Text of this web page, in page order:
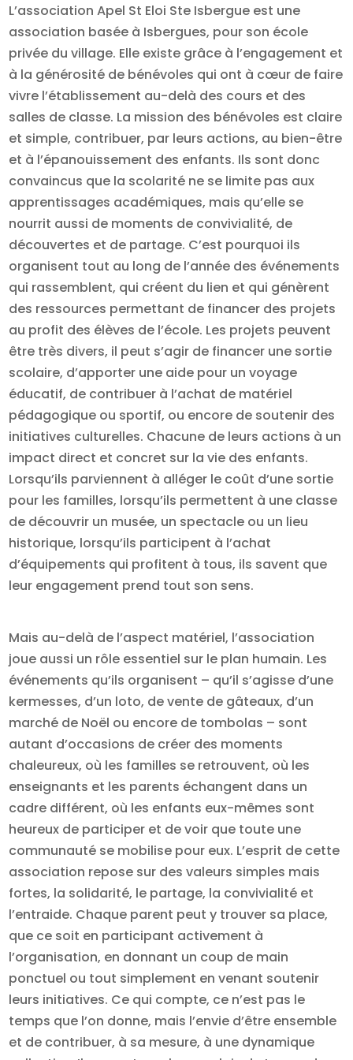
L’association Apel St Eloi Ste Isbergue est une
association basée à Isbergues, pour son école
privée du village. Elle existe grâce à l’engagement et
à la générosité de bénévoles qui ont à cœur de faire
vivre l’établissement au-delà des cours et des
salles de classe. La mission des bénévoles est claire
et simple, contribuer, par leurs actions, au bien-être
et à l’épanouissement des enfants. Ils sont donc
convaincus que la scolarité ne se limite pas aux
apprentissages académiques, mais qu’elle se
nourrit aussi de moments de convivialité, de
découvertes et de partage. C’est pourquoi ils
organisent tout au long de l’année des événements
qui rassemblent, qui créent du lien et qui génèrent
des ressources permettant de financer des projets
au profit des élèves de l’école. Les projets peuvent
être très divers, il peut s’agir de financer une sortie
scolaire, d’apporter une aide pour un voyage
éducatif, de contribuer à l’achat de matériel
pédagogique ou sportif, ou encore de soutenir des
initiatives culturelles. Chacune de leurs actions à un
impact direct et concret sur la vie des enfants.
Lorsqu’ils parviennent à alléger le coût d’une sortie
pour les familles, lorsqu’ils permettent à une classe
de découvrir un musée, un spectacle ou un lieu
historique, lorsqu’ils participent à l’achat
d’équipements qui profitent à tous, ils savent que
leur engagement prend tout son sens.
Mais au-delà de l’aspect matériel, l’association
joue aussi un rôle essentiel sur le plan humain. Les
événements qu’ils organisent – qu’il s’agisse d’une
kermesses, d’un loto, de vente de gâteaux, d’un
marché de Noël ou encore de tombolas – sont
autant d’occasions de créer des moments
chaleureux, où les familles se retrouvent, où les
enseignants et les parents échangent dans un
cadre différent, où les enfants eux-mêmes sont
heureux de participer et de voir que toute une
communauté se mobilise pour eux. L’esprit de cette
association repose sur des valeurs simples mais
fortes, la solidarité, le partage, la convivialité et
l’entraide. Chaque parent peut y trouver sa place,
que ce soit en participant activement à
l’organisation, en donnant un coup de main
ponctuel ou tout simplement en venant soutenir
leurs initiatives. Ce qui compte, ce n’est pas le
temps que l’on donne, mais l’envie d’être ensemble
et de contribuer, à sa mesure, à une dynamique